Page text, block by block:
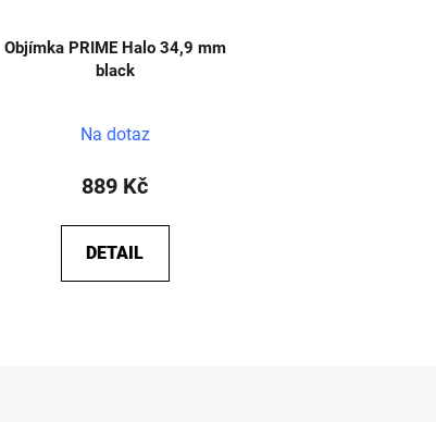
Objímka PRIME Halo 34,9 mm
black
Na dotaz
889 Kč
DETAIL